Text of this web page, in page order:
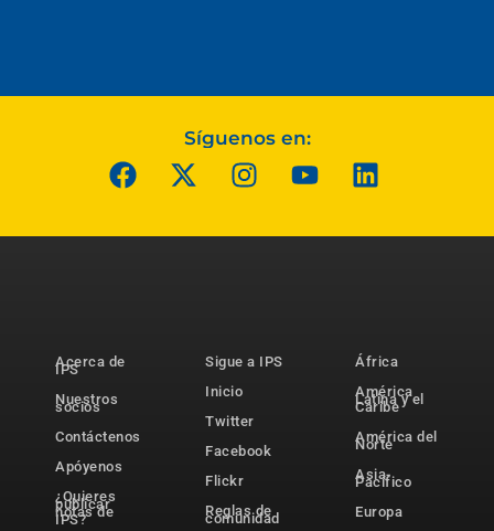
Síguenos en:
Acerca de
IPS
Nuestros
socios
Contáctenos
Apóyenos
¿Quieres
publicar
notas de
IPS?
Sigue a IPS
Inicio
Twitter
Facebook
Flickr
Reglas de
comunidad
África
América
Latina y el
Caribe
América del
Norte
Asia-
Pacífico
Europa